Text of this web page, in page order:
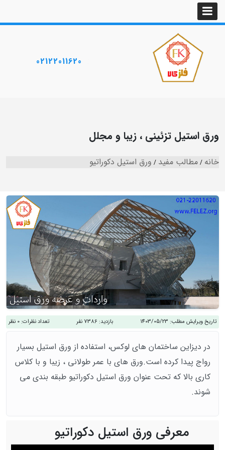
02122011620
ورق استیل تزئینی ، زیبا و مجلل
خانه مطالب مفید ورق استیل دکوراتیو
تاریخ ویرایش مطلب: 1403/05/23 بازدید: 7386 نفر تعداد نظرات: 0 نظر
در دیزاین ساختمان های لوکس، استفاده از ورق استیل بسیار
رواج پیدا کرده است.ورق های با عمر طولانی ، زیبا و با کلاس
کاری بالا که تحت عنوان ورق استیل دکوراتیو طبقه بندی می
شوند.
معرفی ورق استیل دکوراتیو